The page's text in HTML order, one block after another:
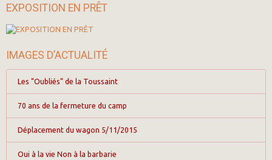
EXPOSITION EN PRÊT
IMAGES D’ACTUALITÉ
Les "Oubliés" de la Toussaint
70 ans de la fermeture du camp
Déplacement du wagon 5/11/2015
Oui à la vie Non à la barbarie